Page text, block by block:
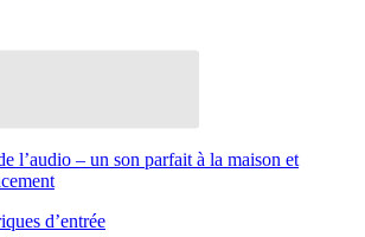
l’audio – un son parfait à la maison et
d’entrée